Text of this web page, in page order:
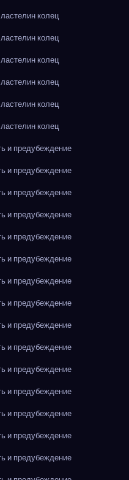
колец
колец
колец
колец
колец
колец
и предубеждение
и предубеждение
и предубеждение
и предубеждение
и предубеждение
и предубеждение
и предубеждение
и предубеждение
и предубеждение
и предубеждение
и предубеждение
и предубеждение
и предубеждение
и предубеждение
и предубеждение